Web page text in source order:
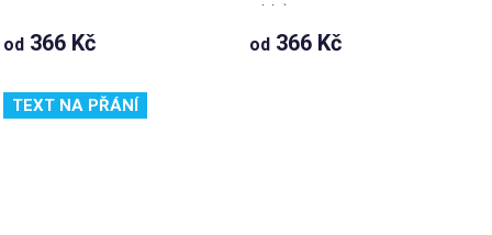
od 366 Kč
záda)
od 366 Kč
TEXT NA PŘÁNÍ